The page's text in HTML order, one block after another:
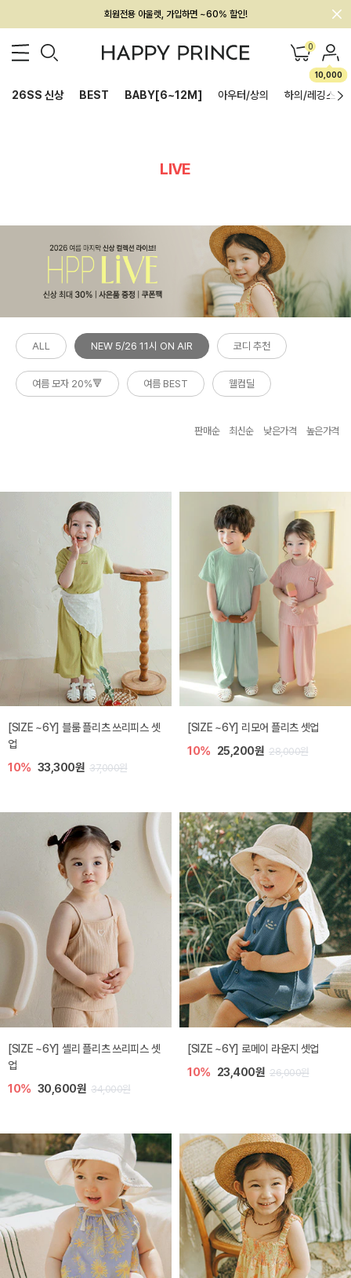
회원전용 아울렛, 가입하면 ~60% 할인!
멤버십 최대 28,000원 혜택 0
10,000
26SS 신상 BEST BABY[6~12M] 아우터/상의 하의/레깅스
LIVE
ALL NEW 5/26 11시 ON AIR 코디 추천
여름 모자 20%🔻 여름 BEST 웰컴딜
판매순 최신순 낮은가격 높은가격
[SIZE ~6Y] 블룸 플리츠 쓰리피스 셋
업
10% 33,300원 37,000원
[SIZE ~6Y] 리모어 플리츠 셋업
10% 25,200원 28,000원
[SIZE ~6Y] 셸리 플리츠 쓰리피스 셋
업
10% 30,600원 34,000원
[SIZE ~6Y] 로메이 라운지 셋업
10% 23,400원 26,000원